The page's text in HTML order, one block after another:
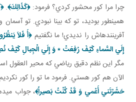
چرا مرا کور محشور کردي؟ فرمود:﴿كَذَالِكَ﴾.
همين طور بوديد، تو که بينا نبودي. تو
آفريننده اش را نديدي! ما نگفتيم﴿أَ فَلاَ
إِلَي السَّماءِ كَيْفَ رُفِعَتْ ٭وَ إِلَي الْجِبالِ كَيْفَ
مگر اين نظم دقيق رياضي که محير العقول
الآن هم کور هستي. فرمود ما تو را کور
حَشَرْتَني‏ أَعْمي‏ وَ قَدْ كُنْتُ بَصيراً﴾، جواب مي